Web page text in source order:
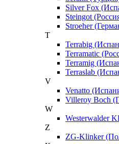
Silver Fox
Steingot
Stroeher
T
Terrabig
Terramatic
Terramig
Terraslab
V
Venatto
Villeroy Boch
W
Westerwalder
Z
ZG-Klinker